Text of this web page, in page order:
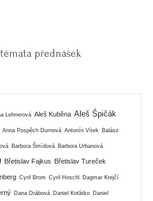
přednášek
Lehnerová Aleš Kuběna Aleš Špičák
Anna Pospěch Durnová Antonín Vítek Balász
Barbora Šmídová Barbora Urbanová
Břetislav Fajkus Břetislav Tureček
Cyril Brom Cyril Hoschl Dagmar Krejčí
Dana Drábová Daniel Koťátko Daniel